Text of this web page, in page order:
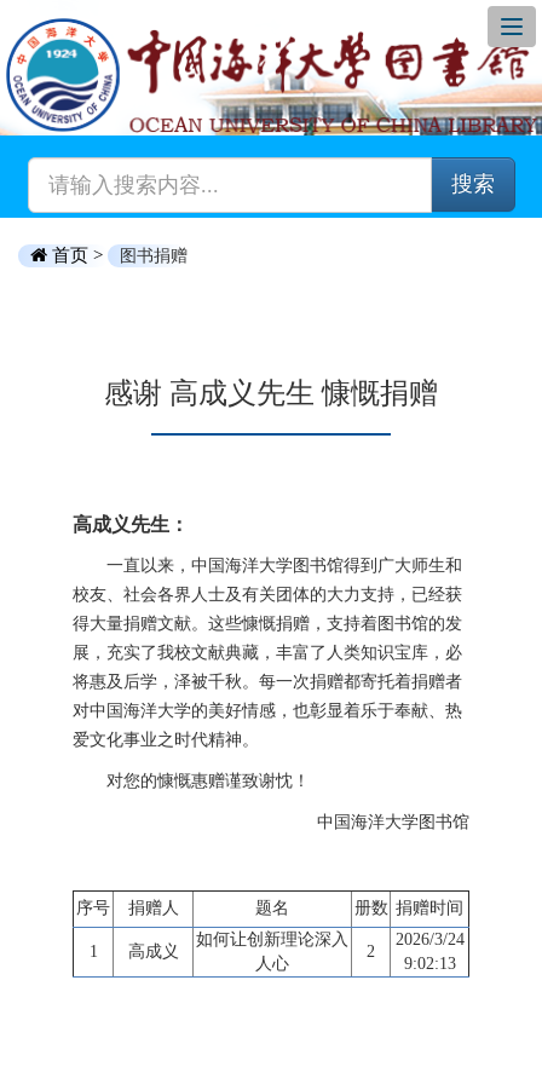
搜索
首页 > 图书捐赠
感谢 高成义先生 慷慨捐赠
高成义先生：
一直以来，中国海洋大学图书馆得到广大师生和
校友、社会各界人士及有关团体的大力支持，已经获
得大量捐赠文献。这些慷慨捐赠，支持着图书馆的发
展，充实了我校文献典藏，丰富了人类知识宝库，必
将惠及后学，泽被千秋。每一次捐赠都寄托着捐赠者
对中国海洋大学的美好情感，也彰显着乐于奉献、热
爱文化事业之时代精神。
对您的慷慨惠赠谨致谢忱！
中国海洋大学图书馆
序号 捐赠人 题名 册数 捐赠时间
1 高成义
如何让创新理论深入
人心
2
2026/3/24
9:02:13